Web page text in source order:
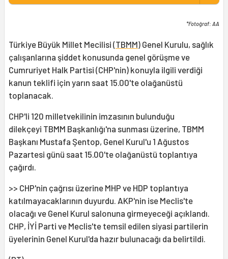
*Fotoğraf: AA
Türkiye Büyük Millet Mecilisi (TBMM) Genel Kurulu, sağlık
çalışanlarına şiddet konusunda genel görüşme ve
Cumruriyet Halk Partisi (CHP'nin) konuyla ilgili verdiği
kanun teklifi için yarın saat 15.00'te olağanüstü
toplanacak.
CHP'li 120 milletvekilinin imzasının bulunduğu
dilekçeyi TBMM Başkanlığı'na sunması üzerine, TBMM
Başkanı Mustafa Şentop, Genel Kurul'u 1 Ağustos
Pazartesi günü saat 15.00'te olağanüstü toplantıya
çağırdı.
>> CHP'nin çağrısı üzerine MHP ve HDP toplantıya
katılmayacaklarının duyurdu. AKP'nin ise Meclis'te
olacağı ve Genel Kurul salonuna girmeyeceği açıklandı.
CHP, İYİ Parti ve Meclis'te temsil edilen siyasi partilerin
üyelerinin Genel Kurul'da hazır bulunacağı da belirtildi.